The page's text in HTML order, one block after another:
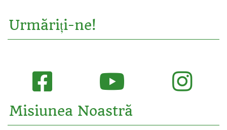
Urmăriți-ne!
Misiunea Noastră